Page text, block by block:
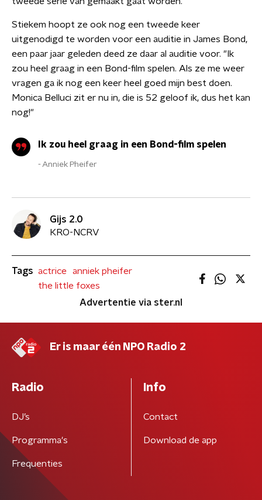
Stiekem hoopt ze ook nog een tweede keer
uitgenodigd te worden voor een auditie in James Bond,
een paar jaar geleden deed ze daar al auditie voor. "Ik
zou heel graag in een Bond-film spelen. Als ze me weer
vragen ga ik nog een keer heel goed mijn best doen.
Monica Belluci zit er nu in, die is 52 geloof ik, dus het kan
nog!"
Ik zou heel graag in een Bond-film spelen
Anniek Pheifer
Gijs 2.0
KRO-NCRV
Tags actrice
anniek pheifer
the little foxes
Advertentie via ster.nl
Er is maar één NPO Radio 2
Radio
DJ’s
Programma's
Frequenties
Info
Contact
Download de app